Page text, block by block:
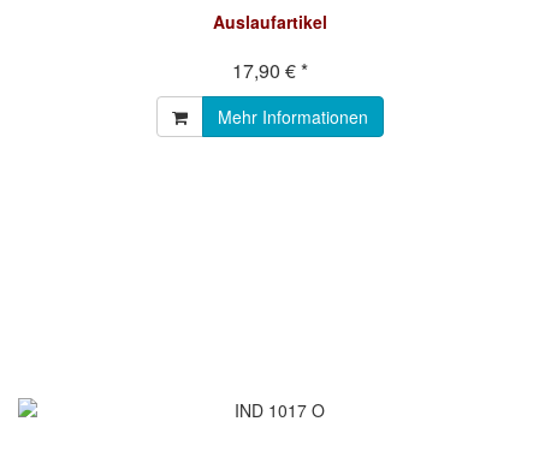
Auslaufartikel
17,90 € *
Mehr Informationen